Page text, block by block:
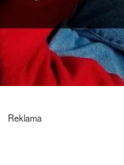
Reklama